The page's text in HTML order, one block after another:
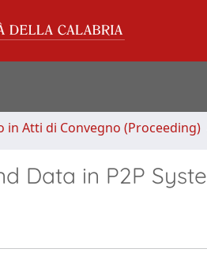
in Atti di Convegno (Proceeding)
Data in P2P